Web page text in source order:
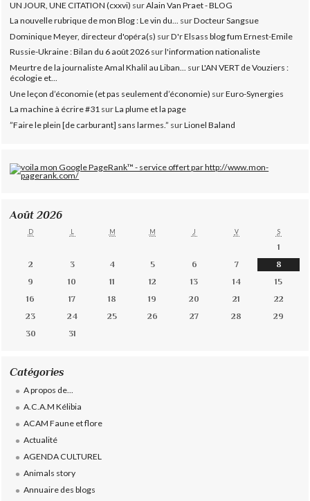
UN JOUR, UNE CITATION (cxxvi) surAlain Van Praet - BLOG
La nouvelle rubrique de mon Blog : Le vin du... surDocteur Sangsue
Dominique Meyer, directeur d'opéra(s) surD'r Elsass blog fum Ernest-Emile
Russie-Ukraine : Bilan du 6 août 2026 surl'information nationaliste
Meurtre de la journaliste Amal Khalil au Liban... surL'AN VERT de Vouziers :
écologie et...
Une leçon d’économie (et pas seulement d’économie) surEuro-Synergies
La machine à écrire #31 surLa plume et la page
”Faire le plein [de carburant] sans larmes.” surLionel Baland
Août 2026
D L M M J V S
1
2
3 4 5 6 7
8
9
10 11 12 13 14
15
16
17 18 19 20 21
22
23
24 25 26 27 28
29
30
31
Catégories
A propos de...
A.C.A.M Kélibia
ACAM Faune et flore
Actualité
AGENDA CULTUREL
Animals story
Annuaire des blogs